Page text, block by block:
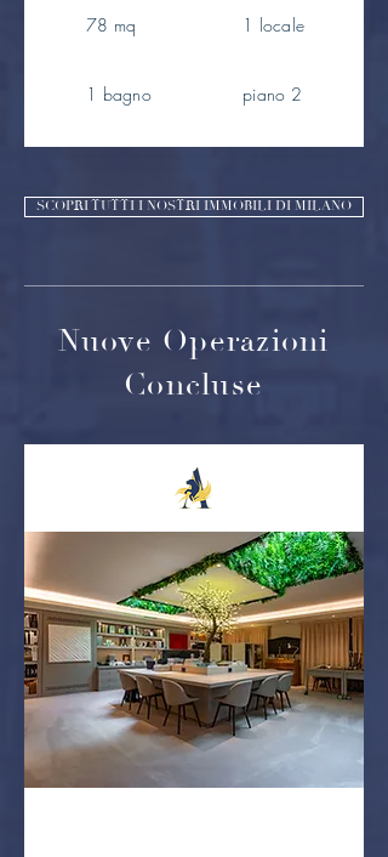
78 mq 1 locale
1 bagno piano 2
SCOPRI TUTTI I NOSTRI IMMOBILI DI MILANO
Nuove Operazioni
Concluse